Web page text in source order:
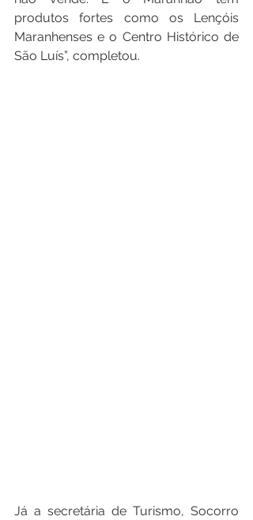
produtos fortes como os Lençóis
Maranhenses e o Centro Histórico de
São Luís”, completou.
Já a secretária de Turismo, Socorro